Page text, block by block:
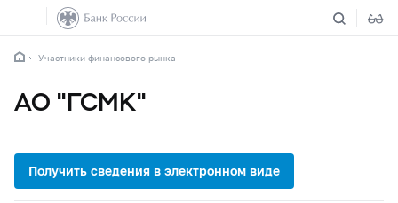
Участники финансового рынка
АО "ГСМК"